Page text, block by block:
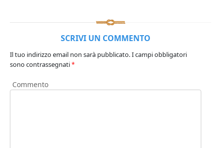
SCRIVI UN COMMENTO
Il tuo indirizzo email non sarà pubblicato.I campi obbligatori
sono contrassegnati*
Commento